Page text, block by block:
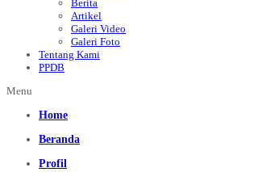
Berita
Artikel
Galeri Video
Galeri Foto
Tentang Kami
PPDB
Menu
Home
Beranda
Profil